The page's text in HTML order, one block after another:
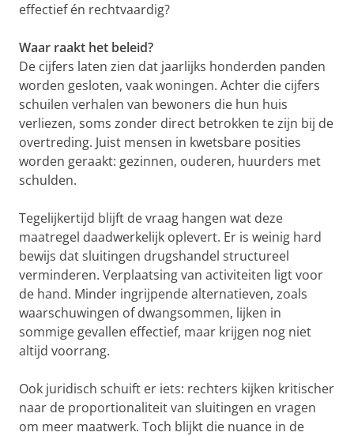
effectief én rechtvaardig?
Waar raakt het beleid?
De cijfers laten zien dat jaarlijks honderden panden
worden gesloten, vaak woningen. Achter die cijfers
schuilen verhalen van bewoners die hun huis
verliezen, soms zonder direct betrokken te zijn bij de
overtreding. Juist mensen in kwetsbare posities
worden geraakt: gezinnen, ouderen, huurders met
schulden.
Tegelijkertijd blijft de vraag hangen wat deze
maatregel daadwerkelijk oplevert. Er is weinig hard
bewijs dat sluitingen drugshandel structureel
verminderen. Verplaatsing van activiteiten ligt voor
de hand. Minder ingrijpende alternatieven, zoals
waarschuwingen of dwangsommen, lijken in
sommige gevallen effectief, maar krijgen nog niet
altijd voorrang.
Ook juridisch schuift er iets: rechters kijken kritischer
naar de proportionaliteit van sluitingen en vragen
om meer maatwerk. Toch blijkt die nuance in de